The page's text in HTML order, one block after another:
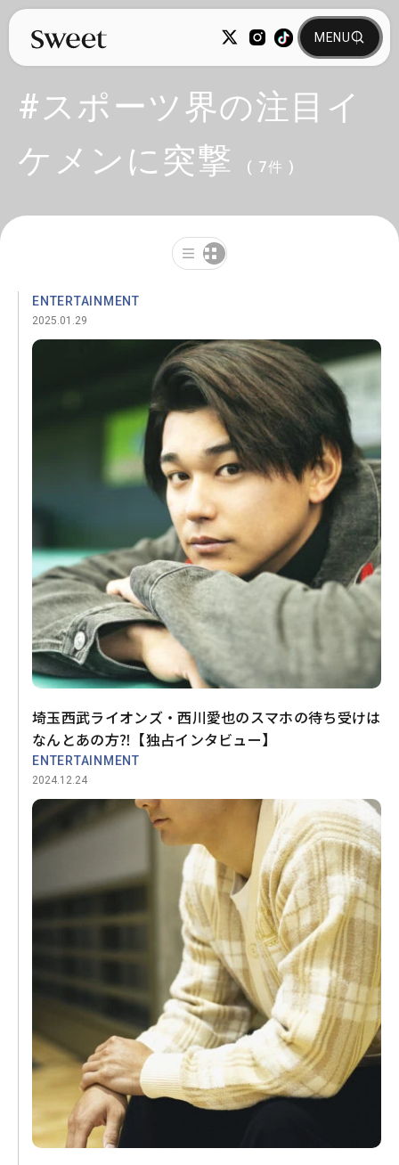
#スポーツ界の注目イ
ケメンに突撃
( 7件 )
ENTERTAINMENT
2025.01.29
埼玉西武ライオンズ・西川愛也のスマホの待ち受けは
なんとあの方⁈【独占インタビュー】
ENTERTAINMENT
2024.12.24